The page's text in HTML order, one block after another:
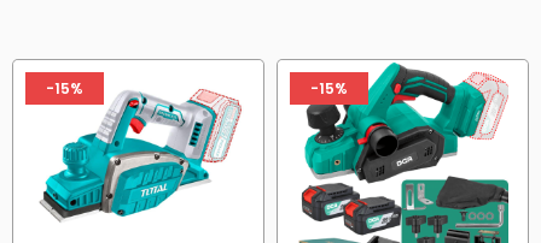
-15% -15%